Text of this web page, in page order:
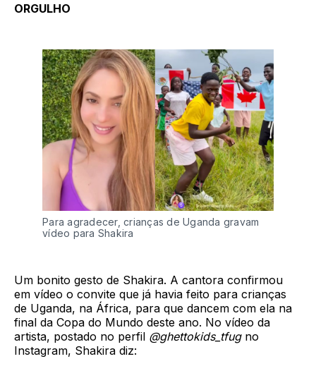
ORGULHO
Para agradecer, crianças de Uganda gravam
vídeo para Shakira
Um bonito gesto de Shakira. A cantora confirmou
em vídeo o convite que já havia feito para crianças
de Uganda, na África, para que dancem com ela na
final da Copa do Mundo deste ano. No vídeo da
artista, postado no perfil @ghettokids_tfugno
Instagram, Shakira diz: